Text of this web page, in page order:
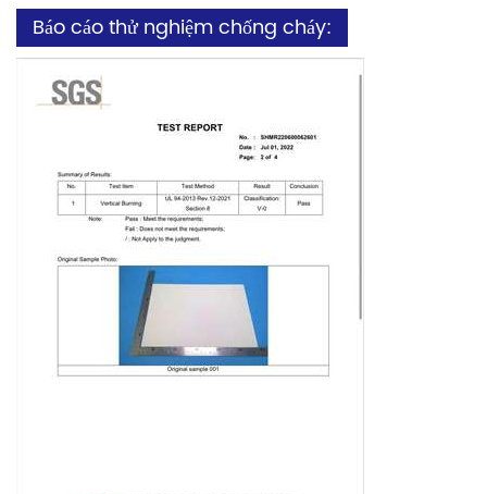
Báo cáo thử nghiệm chống cháy: